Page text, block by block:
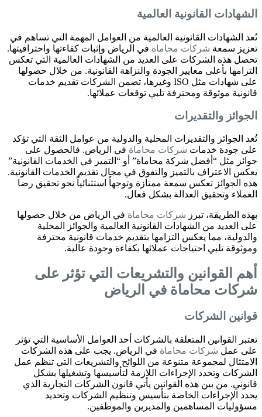
الشهادات القانونية العالمية
تُعد الشهادات القانونية العالمية من العوامل المهمة التي تساهم في
تعزيز سمعة شركات محاماة في الرياض وإثبات كفاءتها واحترافيتها.
تحصل هذه الشركات على العديد من الشهادات العالمية التي تعكس
التزامها بأعلى معايير الجودة والنزاهة القانونية. من خلال حصولها
على شهادات مثل ISO وغيرها، تضمن الشركات تقديم خدمات
قانونية موثوقة ومحترفة تلبي توقعات عملائها.
الجوائز والتقديرات
تُعد الجوائز والتقديرات المحلية والدولية من عوامل الثقة التي تؤكد
على جودة خدمات شركات محاماة في الرياض. فالحصول على
جوائز مثل “أفضل شركة محاماة” أو “التميز في الخدمات القانونية”
يعكس الاعتراف بالتميز والتفوق في مجال تقديم الخدمات القانونية.
هذه الجوائز تعكس سمعة ممتازة وتوجهاً استثنائياً نحو تحقيق رضا
العملاء وتحقيق العدالة بشكل فعال.
بهذه الطريقة، تبرز شركات محاماة في الرياض من خلال حصولها
على العديد من الشهادات القانونية العالمية والجوائز المحلية
والدولية، مما يعكس التزامها بتقديم خدمات قانونية محترفة
وموثوقة تلبي احتياجات عملائها بكفاءة وجودة عالية.
أهم القوانين والتشريعات التي تؤثر على
شركات محاماة في الرياض
قوانين الشركات
تعتبر القوانين المتعلقة بالشركات أحد العوامل الأساسية التي تؤثر
على عمل شركات محاماة في الرياض. يجب على هذه الشركات
الامتثال لمجموعة متنوعة من اللوائح والتشريعات التي تنظم عمل
الشركات وتحدد الإجراءات اللازمة لتأسيسها وتشغيلها بشكل
قانوني. من بين هذه القوانين يأتي قانون الشركات التجارية الذي
يحدد الإجراءات الخاصة بتأسيس وتنظيم الشركات وتحديد
مسؤوليات المساهمين والمديرين والموظفين.